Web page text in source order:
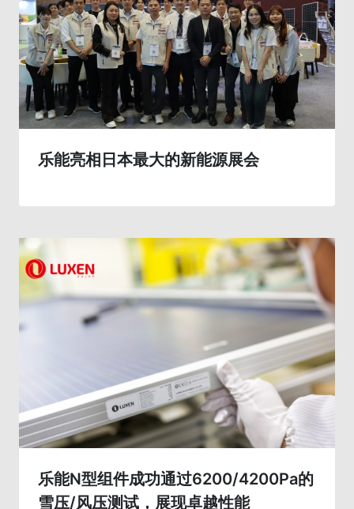
乐能亮相日本最大的新能源展会
乐能N型组件成功通过6200/4200Pa的
雪压/风压测试，展现卓越性能